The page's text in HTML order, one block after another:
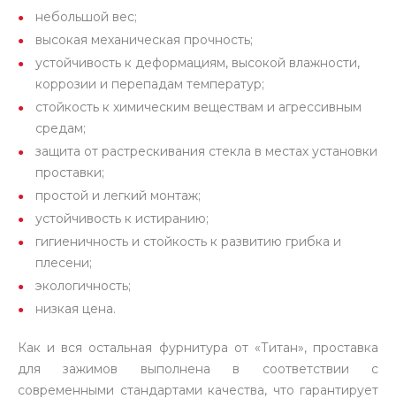
небольшой вес;
высокая механическая прочность;
устойчивость к деформациям, высокой влажности,
коррозии и перепадам температур;
стойкость к химическим веществам и агрессивным
средам;
защита от растрескивания стекла в местах установки
проставки;
простой и легкий монтаж;
устойчивость к истиранию;
гигиеничность и стойкость к развитию грибка и
плесени;
экологичность;
низкая цена.
Как и вся остальная фурнитура от «Титан», проставка
для зажимов выполнена в соответствии с
современными стандартами качества, что гарантирует